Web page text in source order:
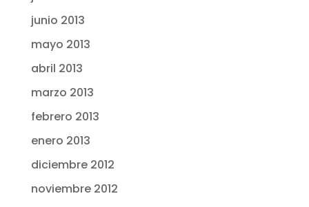
junio 2013
mayo 2013
abril 2013
marzo 2013
febrero 2013
enero 2013
diciembre 2012
noviembre 2012